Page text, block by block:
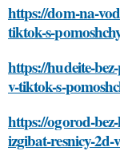
https://dom-na-
tiktok-s-
https://hudeite-
v-tiktok-s-
https://ogorod-
izgibat-resnicy-